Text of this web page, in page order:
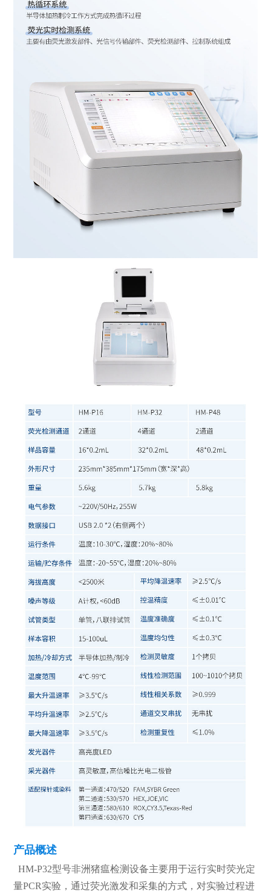
产品概述
HM-P32型号非洲猪瘟检测设备主要用于运行实时荧光定
量PCR实验，通过荧光激发和采集的方式，对实验过程进